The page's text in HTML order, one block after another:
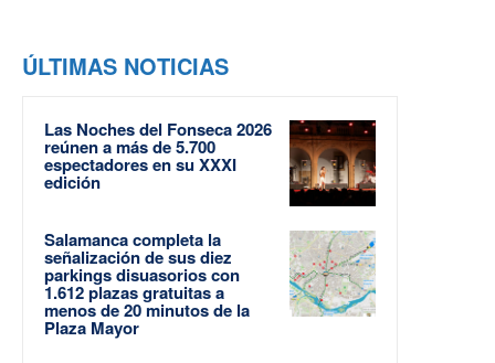
ÚLTIMAS NOTICIAS
Las Noches del Fonseca 2026
reúnen a más de 5.700
espectadores en su XXXI
edición
Salamanca completa la
señalización de sus diez
parkings disuasorios con
1.612 plazas gratuitas a
menos de 20 minutos de la
Plaza Mayor